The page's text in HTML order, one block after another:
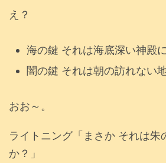
え？
海の鍵 それは海底深い神殿に
闇の鍵 それは朝の訪れない
おお～。
ライトニング「まさか それは朱
か？」